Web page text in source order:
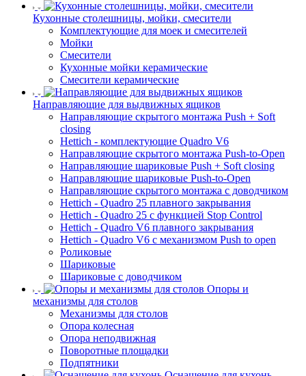
Кухонные столешницы, мойки, смесители
Комплектующие для моек и смесителей
Мойки
Смесители
Кухонные мойки керамические
Смесители керамические
Направляющие для выдвижных ящиков
Направляющие скрытого монтажа Push + Soft
closing
Hettich - комплектующие Quadro V6
Направляющие скрытого монтажа Push-to-Open
Направляющие шариковые Push + Soft closing
Направляющие шариковые Push-to-Open
Направляющие скрытого монтажа с доводчиком
Hettich - Quadro 25 плавного закрывания
Hettich - Quadro 25 с функцией Stop Control
Hettich - Quadro V6 плавного закрывания
Hettich - Quadro V6 с механизмом Push to open
Роликовые
Шариковые
Шариковые с доводчиком
Опоры и
механизмы для столов
Механизмы для столов
Опора колесная
Опора неподвижная
Поворотные площадки
Подпятники